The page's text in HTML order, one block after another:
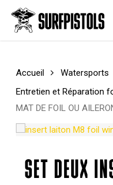
main
Cart
Accueil Watersports
Entretien et Réparation
MAT DE FOIL OU
SET DEUX